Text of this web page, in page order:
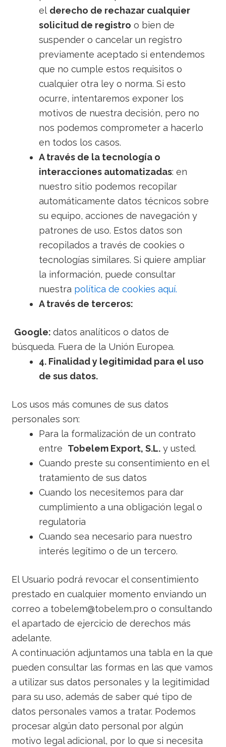
el derecho de rechazar cualquier
solicitud de registro o bien de
suspender o cancelar un registro
previamente aceptado si entendemos
que no cumple estos requisitos o
cualquier otra ley o norma. Si esto
ocurre, intentaremos exponer los
motivos de nuestra decisión, pero no
nos podemos comprometer a hacerlo
en todos los casos.
A través de la tecnología o
interacciones automatizadas: en
nuestro sitio podemos recopilar
automáticamente datos técnicos sobre
su equipo, acciones de navegación y
patrones de uso. Estos datos son
recopilados a través de cookies o
tecnologías similares. Si quiere ampliar
la información, puede consultar
nuestra política de cookies aquí.
A través de terceros:
Google:datos analíticos o datos de
búsqueda. Fuera de la Unión Europea.
4. Finalidad y legitimidad para el uso
de sus datos.
Los usos más comunes de sus datos
personales son:
Para la formalización de un contrato
entre Tobelem Export, S.L. y usted.
Cuando preste su consentimiento en el
tratamiento de sus datos
Cuando los necesitemos para dar
cumplimiento a una obligación legal o
regulatoria
Cuando sea necesario para nuestro
interés legítimo o de un tercero.
El Usuario podrá revocar el consentimiento
prestado en cualquier momento enviando un
correo a tobelem@tobelem.pro o consultando
el apartado de ejercicio de derechos más
adelante.
A continuación adjuntamos una tabla en la que
pueden consultar las formas en las que vamos
a utilizar sus datos personales y la legitimidad
para su uso, además de saber qué tipo de
datos personales vamos a tratar. Podemos
procesar algún dato personal por algún
motivo legal adicional, por lo que si necesita